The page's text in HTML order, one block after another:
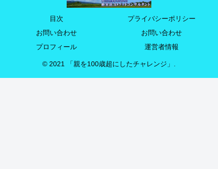
目次
プライバシーポリシー
お問い合わせ
お問い合わせ
プロフィール
運営者情報
© 2021 「親を100歳超にしたチャレンジ」.